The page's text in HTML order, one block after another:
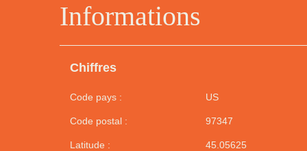
Informations
Chiffres
Code pays : US
Code postal : 97347
Latitude : 45.05625